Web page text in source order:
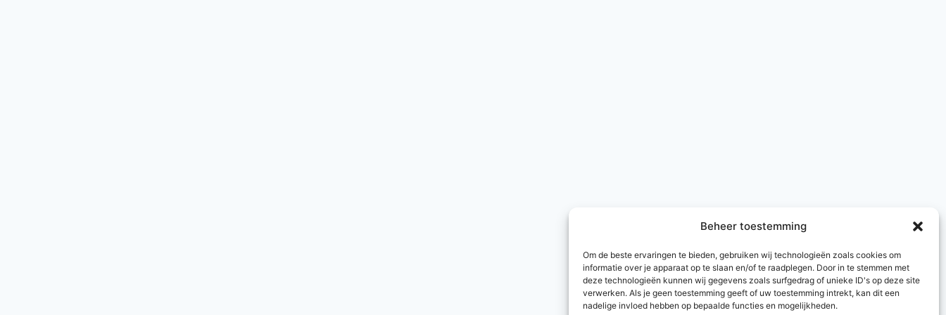
Beheer toestemming
Om de beste ervaringen te bieden, gebruiken wij technologieën zoals cookies om
informatie over je apparaat op te slaan en/of te raadplegen. Door in te stemmen met
deze technologieën kunnen wij gegevens zoals surfgedrag of unieke ID's op deze site
verwerken. Als je geen toestemming geeft of uw toestemming intrekt, kan dit een
nadelige invloed hebben op bepaalde functies en mogelijkheden.